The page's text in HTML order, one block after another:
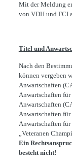
Mit der Meldung
von VDH und FCI
Titel und
Nach den
können vergeben
Anwartschaften
Anwartschaften
Anwartschaften
Anwartschaften
Anwartschaften
„Veteranen
Ein
besteht nicht!